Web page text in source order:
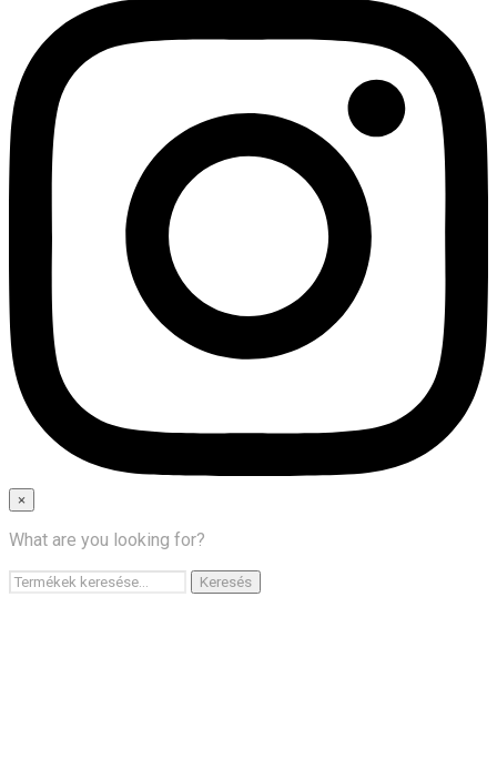
×
Főoldal
×
What are you looking for?
Keresés
a
Keresés